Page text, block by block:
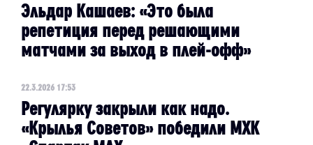
Эльдар Кашаев: «Это была
репетиция перед решающими
матчами за выход в плей-офф»
22.3.2026 17:53
Регулярку закрыли как надо.
«Крылья Советов» победили МХК